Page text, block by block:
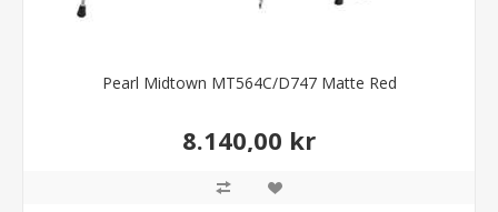
Pearl Midtown MT564C/D747 Matte Red
8.140,00 kr